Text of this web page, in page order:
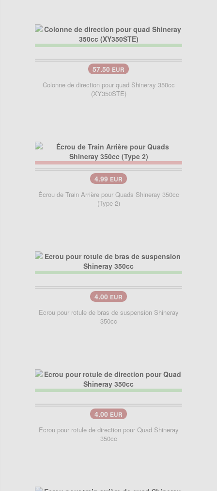
57.50 EUR
Colonne de direction pour quad Shineray 350cc
(XY350STE)
4.99 EUR
Écrou de Train Arrière pour Quads Shineray 350cc
(Type 2)
4.00 EUR
Ecrou pour rotule de bras de suspension Shineray
350cc
4.00 EUR
Ecrou pour rotule de direction pour Quad Shineray
350cc